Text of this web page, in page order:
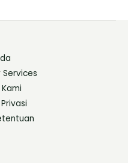
Services